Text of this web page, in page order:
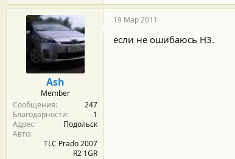
Ash
Member
Сообщения
247
Благодарности
1
Адрес
Подольск
Авто
TLC Prado 2007
R2 1GR
19 Мар 2011
если не ошибаюсь Н3.